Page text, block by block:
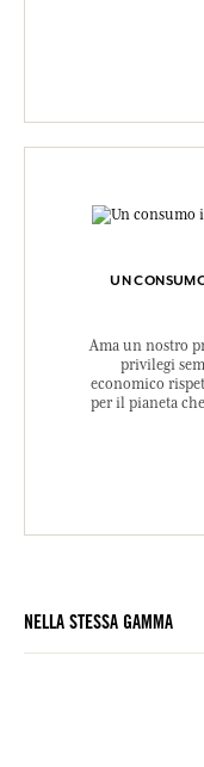
UN
Ama un nostro
privilegi
economico
per il pianeta
NELLA STESSA GAMMA